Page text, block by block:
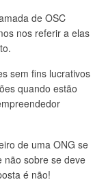
de OSC
nos referir a elas
sem fins lucrativos
quando estão
de uma ONG se
não sobre se deve
é não!